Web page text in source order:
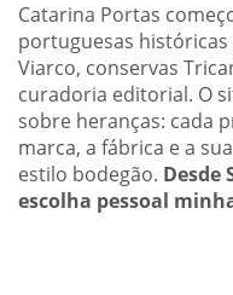
Catarina Portas
portuguesas históricas
Viarco, conservas
curadoria editorial. O
sobre heranças: cada
marca, a fábrica e a
estilo bodegão. Desde
escolha pessoal